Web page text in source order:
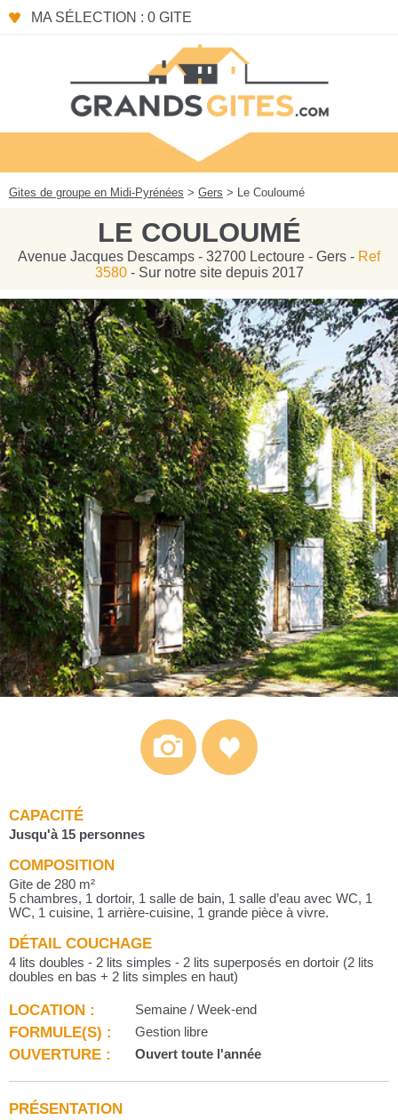
MA SÉLECTION : 0 GITE
Gites de groupe en Midi-Pyrénées > Gers > Le Couloumé
LE COULOUMÉ
Avenue Jacques Descamps - 32700 Lectoure - Gers - Ref
3580- Sur notre site depuis 2017
CAPACITÉ
Jusqu'à 15 personnes
COMPOSITION
Gite de 280 m²
5 chambres, 1 dortoir, 1 salle de bain, 1 salle d’eau avec WC, 1
WC, 1 cuisine, 1 arrière-cuisine, 1 grande pièce à vivre.
DÉTAIL COUCHAGE
4 lits doubles - 2 lits simples - 2 lits superposés en dortoir (2 lits
doubles en bas + 2 lits simples en haut)
LOCATION : Semaine / Week-end
FORMULE(S) : Gestion libre
OUVERTURE : Ouvert toute l'année
PRÉSENTATION
Panneau de gestion des cookies